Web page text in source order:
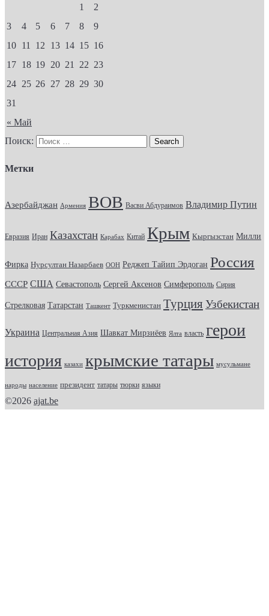
« Май
1
2
3
4 5 6 7 8
9
10 11 12 13 14 15 16
17 18 19 20 21 22 23
24 25 26 27 28 29 30
31
Поиск:
Метки
Азербайджан Армения ВОВ Васви Абдураимов Владимир Путин
Евразия Иран Казахстан Карабах Китай Крым Кыргызстан Милли
Фирка Нурсултан Назарбаев ООН Реджеп Тайип Эрдоган Россия
СССР США Севастополь Сергей Аксенов Симферополь Сирия
Стрелковая Татарстан Ташкент Туркменистан Турция Узбекистан
Украина Центральная Азия Шавкат Мирзиёев Ялта власть герои
история казахи крымские татары мусульмане
народы население президент татары тюрки языки
©2026 ajat.be